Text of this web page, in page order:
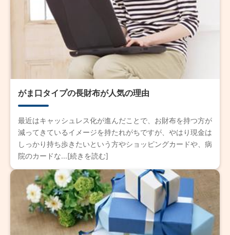
がま口タイプの長財布が人気の理由
最近はキャッシュレス化が進んだことで、お財布を持つ方が
減ってきているイメージを持たれがちですが、やはり現金は
しっかり持ち歩きたいという方やショッピングカードや、病
院のカードな...[続きを読む]